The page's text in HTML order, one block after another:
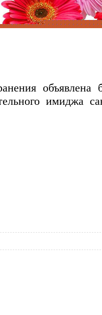
объявлена
имиджа